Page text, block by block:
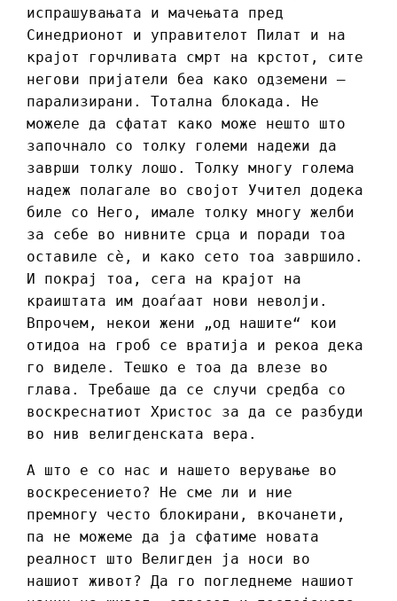
испрашувањата и мачењата пред
Синедрионот и управителот Пилат и на
крајот горчливата смрт на крстот, сите
негови пријатели беа како одземени –
парализирани. Тотална блокада. Не
можеле да сфатат како може нешто што
започнало со толку големи надежи да
заврши толку лошо. Толку многу голема
надеж полагале во својот Учител додека
биле со Него, имале толку многу желби
за себе во нивните срца и поради тоа
оставиле сè, и како сето тоа завршило.
И покрај тоа, сега на крајот на
краиштата им доаѓаат нови неволји.
Впрочем, некои жени „од нашите“ кои
отидоа на гроб се вратија и рекоа дека
го виделе. Тешко е тоа да влезе во
глава. Требаше да се случи средба со
воскреснатиот Христос за да се разбуди
во нив велигденската вера.
А што е со нас и нашето верување во
воскресението? Не сме ли и ние
премногу често блокирани, вкочанети,
па не можеме да ја сфатиме новата
реалност што Велигден ја носи во
нашиот живот? Да го погледнеме нашиот